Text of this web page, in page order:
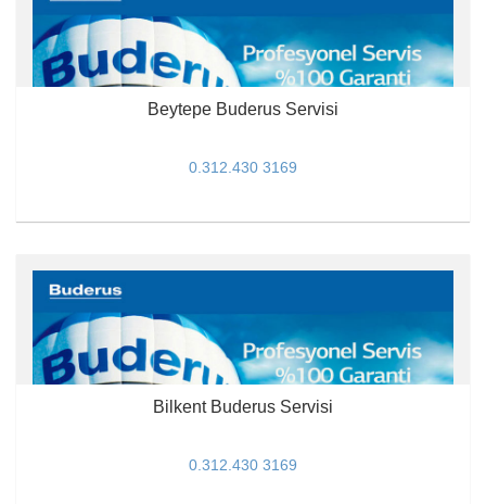
Beytepe Buderus Servisi
0.312.430 3169
Bilkent Buderus Servisi
0.312.430 3169